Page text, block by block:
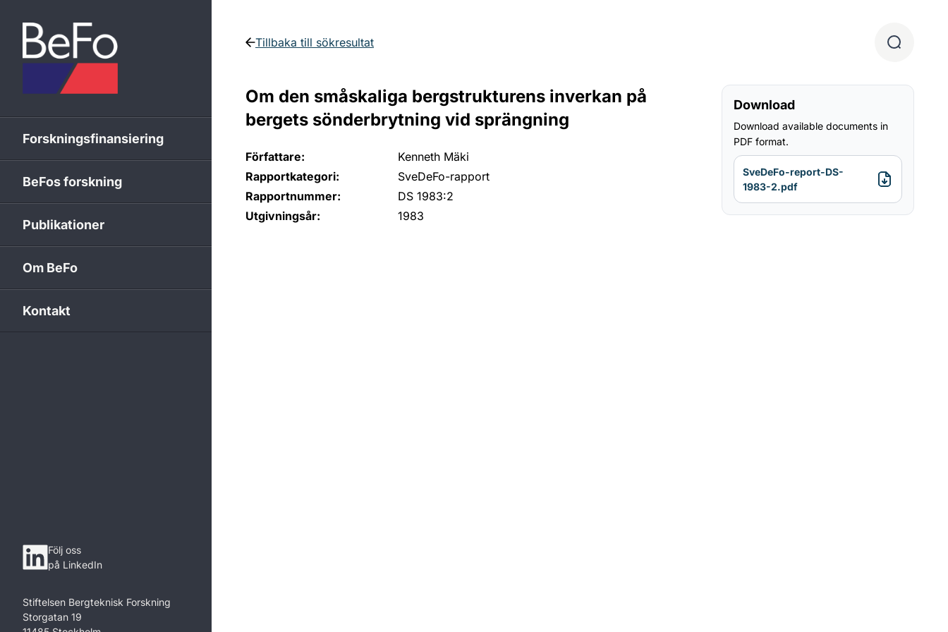
Forskningsfinansiering
BeFos forskning
Publikationer
Om BeFo
Kontakt
Följ oss
på LinkedIn
Stiftelsen Bergteknisk Forskning
Storgatan 19
Tillbaka till sökresultat
Om den småskaliga bergstrukturens inverkan på
bergets sönderbrytning vid sprängning
Författare:
Kenneth Mäki
Rapportkategori:
SveDeFo-rapport
Rapportnummer:
DS 1983:2
Utgivningsår:
1983
Download
Download available documents in
PDF format.
SveDeFo-report-DS-
1983-2.pdf